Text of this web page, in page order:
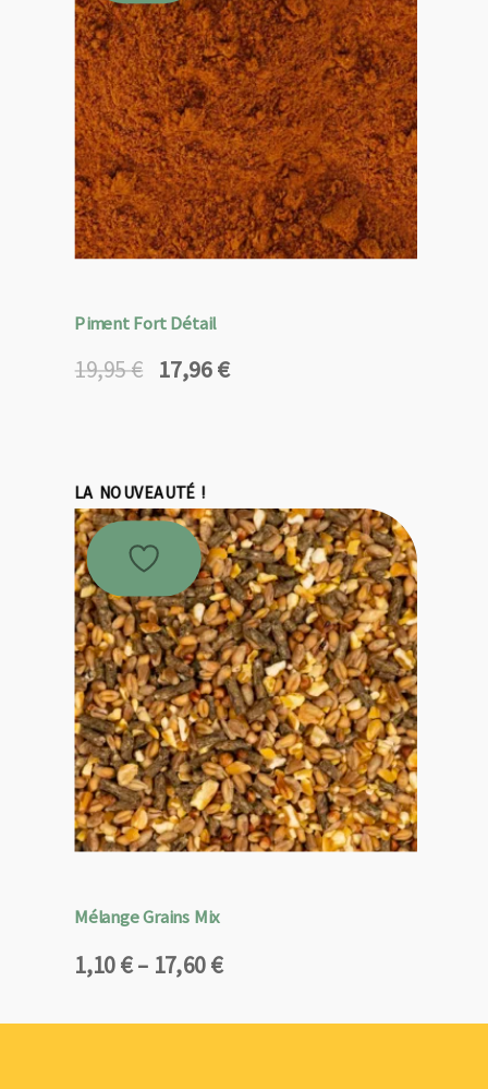
Piment Fort Détail
19,95€
Le
19,95 €.
17,96€
Le
17,96 €.
LA NOUVEAUTÉ !
Mélange Grains Mix
1,10€– 17,60€
Plage
prix :